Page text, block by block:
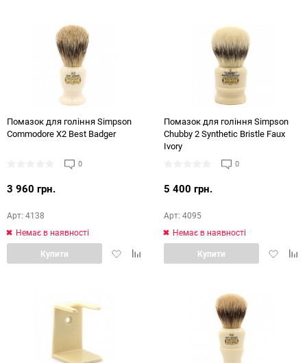
Помазок для гоління Simpson
Commodore X2 Best Badger
0
3 960 грн.
Арт: 4138
Немає в наявності
ДодатиДодати
Купити
Помазок для гоління Simpson
Chubby 2 Synthetic Bristle Faux
Ivory
0
5 400 грн.
Арт: 4095
Немає в наявності
Додати
Купити